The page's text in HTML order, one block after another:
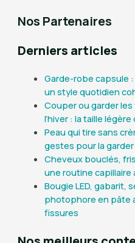
Nos Partenaires
Derniers articles
Garde-robe capsule
un style quotidien
Couper ou garder
l’hiver : la taille
Peau qui tire sans
gestes pour la
Cheveux bouclés,
une routine
Bougie LED, gabarit,
photophore en pâte
fissures